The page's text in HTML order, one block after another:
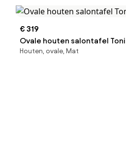
€ 319
Ovale houten salontafel Toni
Houten, ovale, Mat